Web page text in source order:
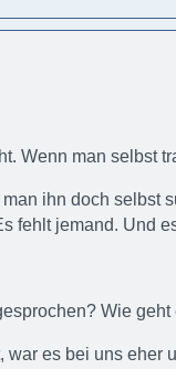
Wenn man selbst
ihn doch selbst
fehlt jemand. Und
Wie geht
es bei uns eher